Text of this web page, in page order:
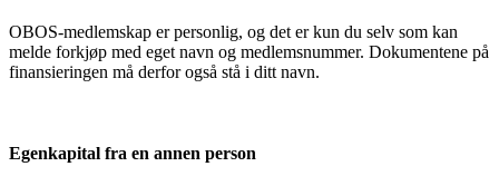
OBOS-medlemskap er personlig, og det er kun du selv som kan
melde forkjøp med eget navn og medlemsnummer. Dokumentene på
finansieringen må derfor også stå i ditt navn.
Egenkapital fra en annen person